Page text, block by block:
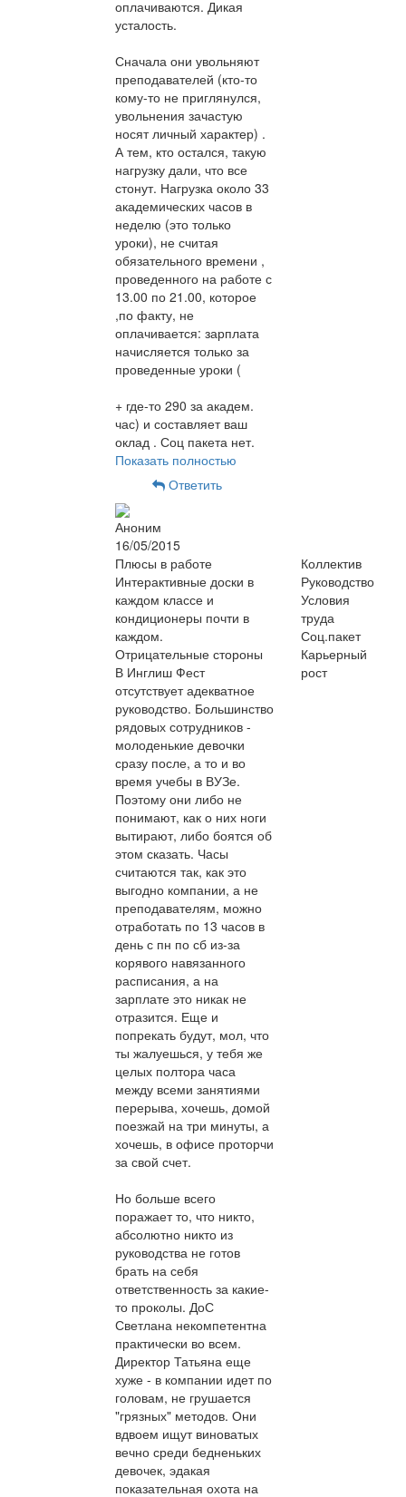
оплачиваются. Дикая
усталость.
Сначала они увольняют
преподавателей (кто-то
кому-то не приглянулся,
увольнения зачастую
носят личный характер) .
А тем, кто остался, такую
нагрузку дали, что все
стонут. Нагрузка около 33
академических часов в
неделю (это только
уроки), не считая
обязательного времени ,
проведенного на работе с
13.00 по 21.00, которое
,по факту, не
оплачивается: зарплата
начисляется только за
проведенные уроки (
+ где-то 290 за академ.
час) и составляет ваш
оклад . Соц пакета нет.
Показать полностью
Ответить
Аноним
16/05/2015
Плюсы в работе
Интерактивные доски в
каждом классе и
кондиционеры почти в
каждом.
Отрицательные стороны
В Инглиш Фест
отсутствует адекватное
руководство. Большинство
рядовых сотрудников -
молоденькие девочки
сразу после, а то и во
время учебы в ВУЗе.
Поэтому они либо не
понимают, как о них ноги
вытирают, либо боятся об
этом сказать. Часы
считаются так, как это
выгодно компании, а не
преподавателям, можно
отработать по 13 часов в
день с пн по сб из-за
корявого навязанного
расписания, а на
зарплате это никак не
отразится. Еще и
попрекать будут, мол, что
ты жалуешься, у тебя же
целых полтора часа
между всеми занятиями
перерыва, хочешь, домой
поезжай на три минуты, а
хочешь, в офисе проторчи
за свой счет.
Но больше всего
поражает то, что никто,
абсолютно никто из
руководства не готов
брать на себя
ответственность за какие-
то проколы. ДоС
Светлана некомпетентна
практически во всем.
Директор Татьяна еще
хуже - в компании идет по
головам, не грушается
"грязных" методов. Они
вдвоем ищут виноватых
вечно среди бедненьких
девочек, эдакая
показательная охота на
Коллектив
Руководство
Условия
труда
Соц.пакет
Карьерный
рост